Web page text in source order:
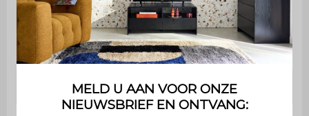
rugleuning
Polyurethaanschuim (20kg/m3)
Rugleuning Schuim 20 kg/m3
31,5 x 74 cm